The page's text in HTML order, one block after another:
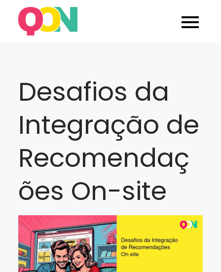
content
Blog Quarticon
Desafios da
Integração de
Recomendaç
ões On-site